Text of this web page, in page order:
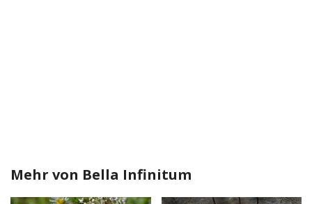
Mehr von Bella Infinitum